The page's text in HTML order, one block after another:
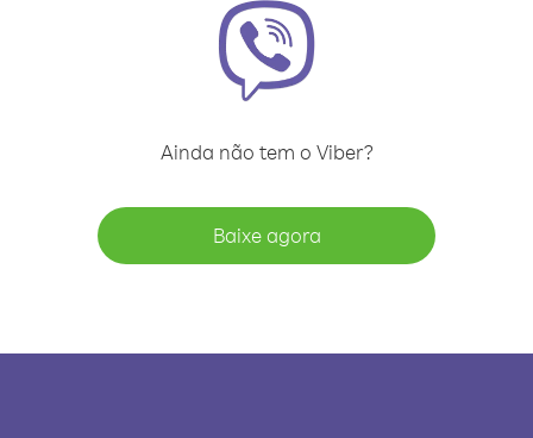
Ainda não tem o Viber?
Baixe agora